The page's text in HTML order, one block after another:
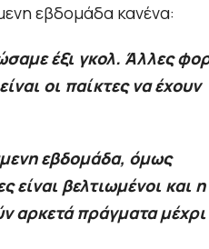
εβδομάδα κανένα:
έξι γκολ. Άλλες
οι παίκτες να έχουν
εβδομάδα, όμως
βελτιωμένοι και η
αρκετά πράγματα μέχρι